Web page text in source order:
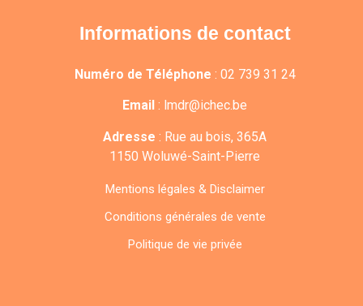
Informations de contact
Numéro de Téléphone : 02 739 31 24
Email : lmdr@ichec.be
Adresse : Rue au bois, 365A
1150 Woluwé-Saint-Pierre
Mentions légales & Disclaimer
Conditions générales de vente
Politique de vie privée